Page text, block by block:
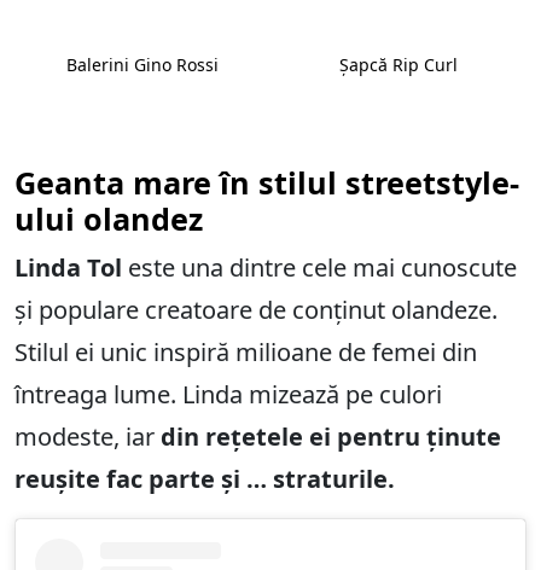
Balerini Gino Rossi Șapcă Rip Curl
Geanta mare în stilul streetstyle-
ului olandez
Linda Tol este una dintre cele mai cunoscute
și populare creatoare de conținut olandeze.
Stilul ei unic inspiră milioane de femei din
întreaga lume. Linda mizează pe culori
modeste, iar din rețetele ei pentru ținute
reușite fac parte și … straturile.